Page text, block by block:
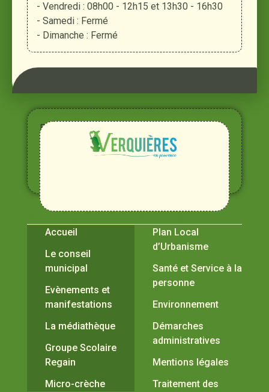
- Vendredi : 08h00 - 12h15 et 13h30 - 16h30
- Samedi : Fermé
- Dimanche : Fermé
Entre
Rhône,
Alpilles
et
Durance
Accueil
Le conseil
municipal
Evènements et
manifestations
La médiathèque
Groupe Scolaire
Regain
Micro-crèche
Plan Local
d’Urbanisme
Santé et Service à la
personne
Environnement
Démarches
administratives
Mentions légales
Traitement des